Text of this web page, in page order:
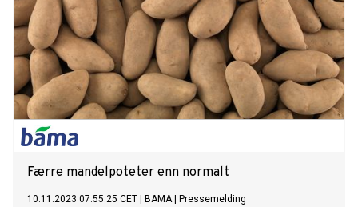
Færre mandelpoteter enn normalt
10.11.2023 07:55:25 CET BAMA| Pressemelding